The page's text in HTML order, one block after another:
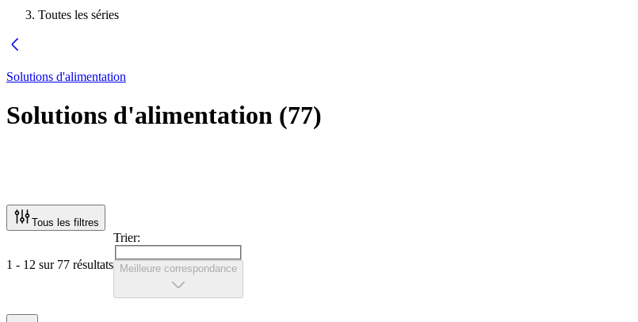
Toutes les séries
Solutions d'alimentation
Solutions d'alimentation (77)
Tous les filtres
1 - 12 sur 77 résultats
Trier:
Meilleure correspondance